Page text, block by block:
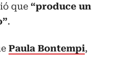
que “produce un
.
Paula Bontempi,